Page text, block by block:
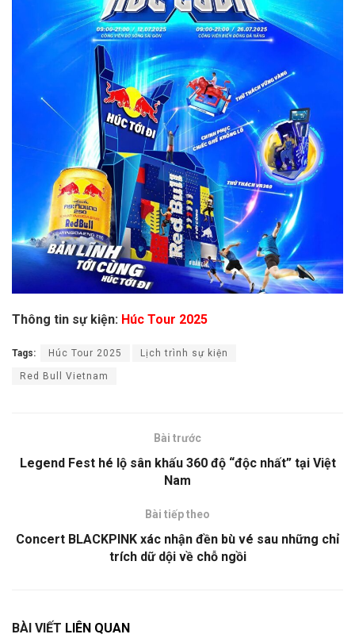
Thông tin sự kiện: Húc Tour 2025
Tags: Húc Tour 2025 Lịch trình sự kiện
Red Bull Vietnam
Bài trước
Legend Fest hé lộ sân khấu 360 độ “độc nhất” tại Việt
Nam
Bài tiếp theo
Concert BLACKPINK xác nhận đền bù vé sau những chỉ
trích dữ dội về chỗ ngồi
BÀI VIẾT LIÊN QUAN